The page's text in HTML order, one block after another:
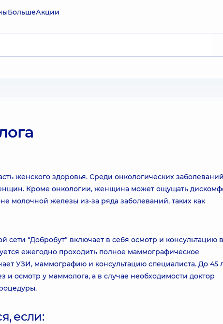
БольшеАкции
женского здоровья. Среди онкологических
Кроме онкологии, женщина может ощущать
молочной железы из-за ряда заболеваний, таких как
“Добробут” включает в себя осмотр и консультацию
ежегодно проходить полное маммографическое
УЗИ, маммографию и консультацию специалиста. До 45
осмотр у маммолога, а в случае необходимости доктор
если: